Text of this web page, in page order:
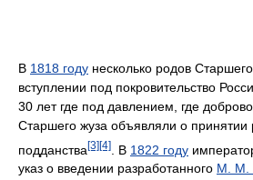
В 1818 году несколько родов
вступлении под покровительство
30 лет где под давлением, где
Старшего жуза объявляли о принятии
подданства[3][4] . В 1822 году
указ о введении разработанного М. М.